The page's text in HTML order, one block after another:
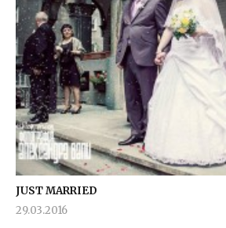
JUST MARRIED
29.03.2016